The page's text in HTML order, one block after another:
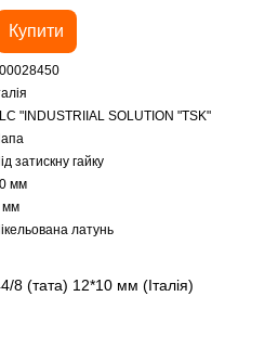
Купити
"INDUSTRIIAL SOLUTION "TSK"
затискну гайку
мм
мм
латунь